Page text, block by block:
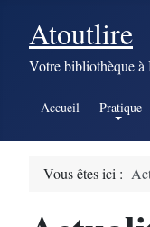
Atoutlire
Votre bibliothèque
Accueil Pratique
Vous êtes ici :